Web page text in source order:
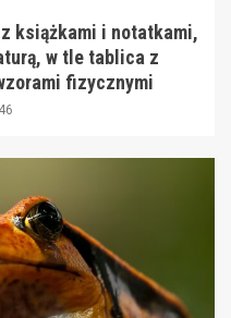
książkami i notatkami,
w tle tablica z
fizycznymi